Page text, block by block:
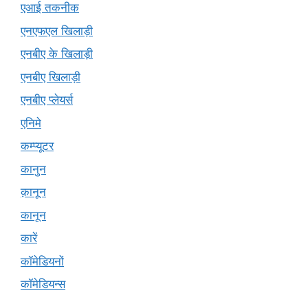
एआई तकनीक
एनएफएल खिलाड़ी
एनबीए के खिलाड़ी
एनबीए खिलाड़ी
एनबीए प्लेयर्स
एनिमे
कम्प्यूटर
कानुन
क़ानून
कानून
कारें
कॉमेडियनों
कॉमेडियन्स